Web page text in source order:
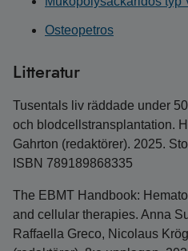
Osteopetros
Litteratur
Tusentals liv räddade under
och blodcellstransplantation.
Gahrton (redaktörer). 2025.
ISBN 789189868335
The EBMT Handbook:
and cellular therapies. Anna
Raffaella Greco, Nicolaus